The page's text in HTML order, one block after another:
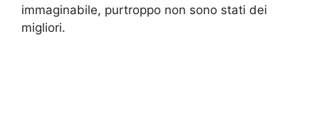
immaginabile, purtroppo non sono stati dei
migliori.